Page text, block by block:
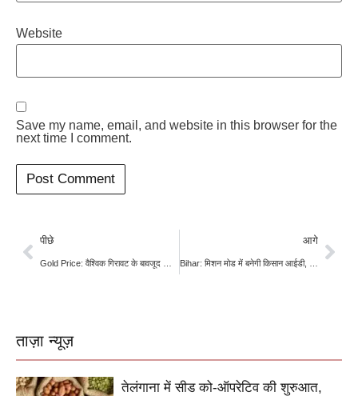
Website
Save my name, email, and website in this browser for the
next time I comment.
पीछे
Gold Price: वैश्विक गिरावट के बावजूद सोना और चमका, चांदी ने एक महीने में 62% की छलांग लगाई
आगे
Bihar: मिशन मोड में बनेगी किसान आईडी, अब पूरी तरह मुफ्त; बेहतर प्रदर्शन पर जिलों को मिलेगा इनाम
ताज़ा न्यूज़
तेलंगाना में सीड को-ऑपरेटिव की शुरुआत,